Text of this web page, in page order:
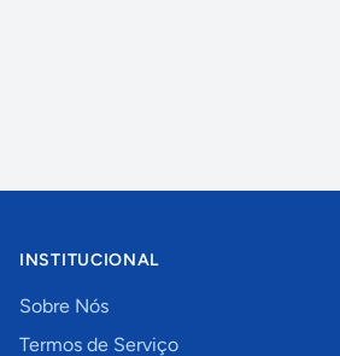
INSTITUCIONAL
Sobre Nós
Termos de Serviço